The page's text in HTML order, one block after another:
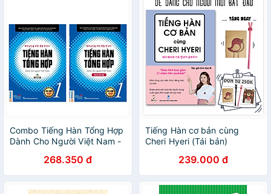
Combo Tiếng Hàn Tổng Hợp
Dành Cho Người Việt Nam -
Tập (Bộ Sách Học Tiếng Hàn
Hiệu Qủa Dành Cho Người
Mới Bắt Đầu / Tặng Kèm
268.350 đ
Tiếng Hàn cơ bản cùng
Cheri Hyeri (Tái bản)
239.000 đ